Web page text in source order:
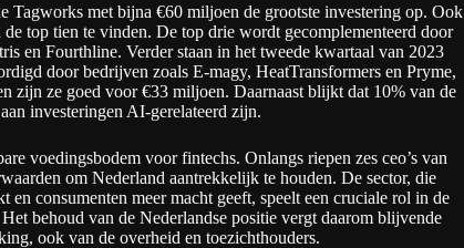
Tagworks met bijna €60 miljoen de grootste investering op. Ook
top tien te vinden. De top drie wordt gecomplementeerd door
en Fourthline. Verder staan in het tweede kwartaal van 2023
door bedrijven zoals E-magy, HeatTransformers en Pryme,
zijn ze goed voor €33 miljoen. Daarnaast blijkt dat 10% van de
investeringen AI-gerelateerd zijn.
voedingsbodem voor fintechs. Onlangs riepen zes ceo’s van
om Nederland aantrekkelijk te houden. De sector, die
en consumenten meer macht geeft, speelt een cruciale rol in de
behoud van de Nederlandse positie vergt daarom blijvende
ook van de overheid en toezichthouders.